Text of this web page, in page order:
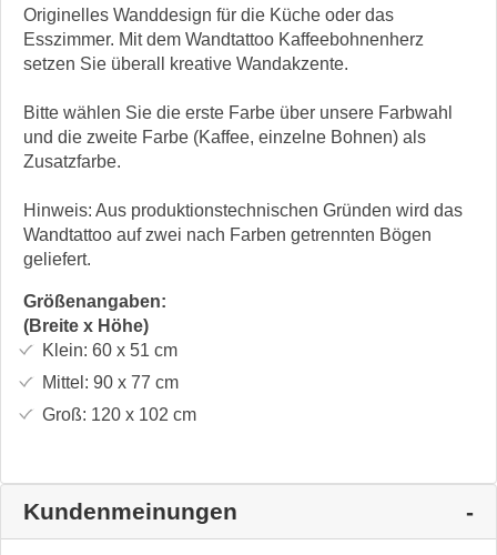
Originelles Wanddesign für die Küche oder das
Esszimmer. Mit dem Wandtattoo Kaffeebohnenherz
setzen Sie überall kreative Wandakzente.
Bitte wählen Sie die erste Farbe über unsere Farbwahl
und die zweite Farbe (Kaffee, einzelne Bohnen) als
Zusatzfarbe.
Hinweis: Aus produktionstechnischen Gründen wird das
Wandtattoo auf zwei nach Farben getrennten Bögen
geliefert.
Größenangaben:
(Breite x Höhe)
Klein: 60 x 51 cm
Mittel: 90 x 77 cm
Groß: 120 x 102 cm
Kundenmeinungen